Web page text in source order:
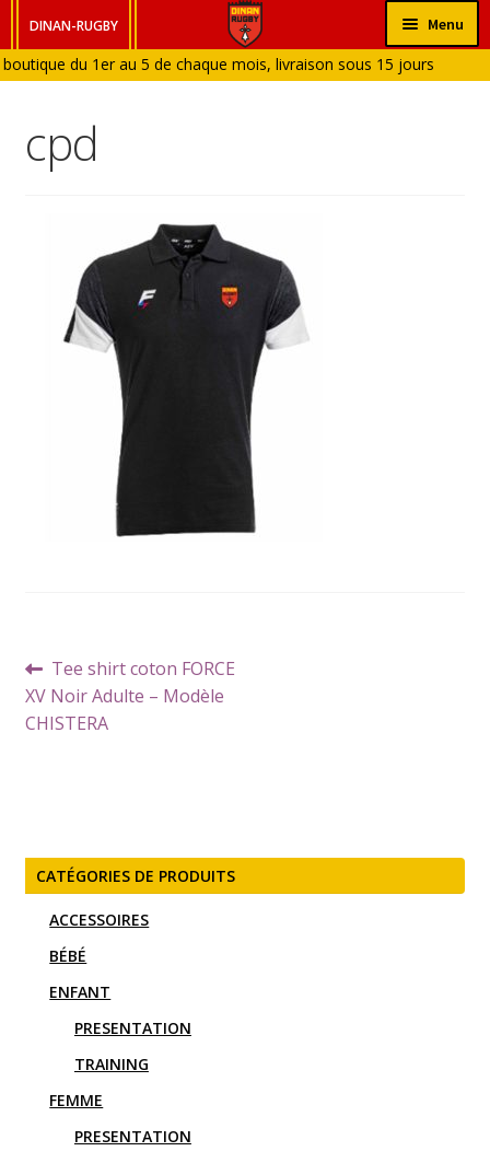
la
contenu
DINAN-RUGBY Menu
HOMME
du 1er au 5 de chaque mois, livraison sous 15 jours ouvrés
fermée en Janvier et en Aout)
cpd
Navigation
de
l’article
Article
précédent :
Tee shirt coton FORCE
XV Noir Adulte – Modèle
CHISTERA
CATÉGORIES DE PRODUITS
ACCESSOIRES
BÉBÉ
ENFANT
PRESENTATION
TRAINING
FEMME
PRESENTATION